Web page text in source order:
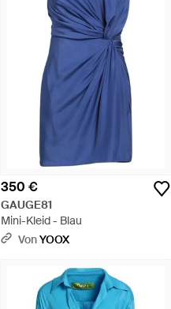
350 €
GAUGE81
Mini-Kleid - Blau
VonYOOX